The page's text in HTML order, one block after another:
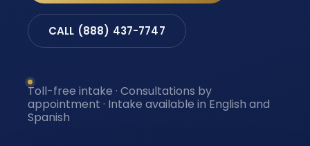
CALL (888) 437-7747
Toll-free intake · Consultations by
appointment · Intake available in English and
Spanish